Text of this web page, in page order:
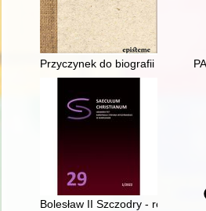
Przyczynek do biografii sześciu
Bolesław II Szczodry - recenzja]